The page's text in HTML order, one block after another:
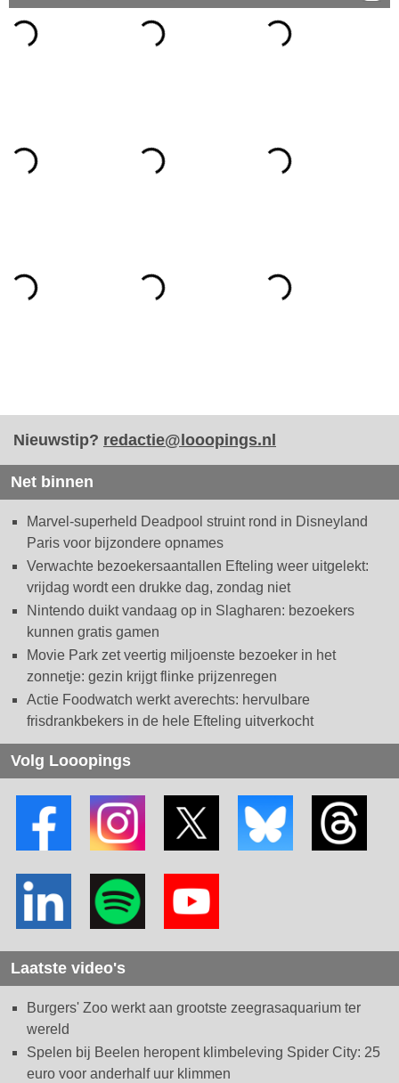
Nieuwstip? redactie@looopings.nl
Net binnen
Marvel-superheld Deadpool struint rond in Disneyland
Paris voor bijzondere opnames
Verwachte bezoekersaantallen Efteling weer uitgelekt:
vrijdag wordt een drukke dag, zondag niet
Nintendo duikt vandaag op in Slagharen: bezoekers
kunnen gratis gamen
Movie Park zet veertig miljoenste bezoeker in het
zonnetje: gezin krijgt flinke prijzenregen
Actie Foodwatch werkt averechts: hervulbare
frisdrankbekers in de hele Efteling uitverkocht
Volg Looopings
Laatste video's
Burgers' Zoo werkt aan grootste zeegrasaquarium ter
wereld
Spelen bij Beelen heropent klimbeleving Spider City: 25
euro voor anderhalf uur klimmen